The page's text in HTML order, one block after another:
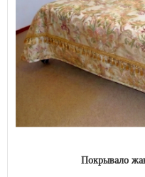
Покрывало